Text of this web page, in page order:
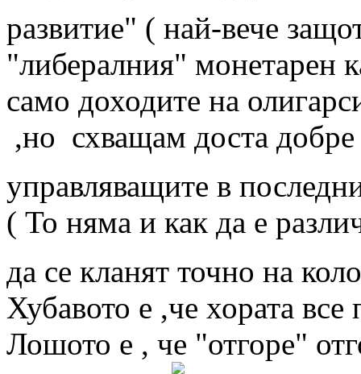
развитие" ( най-вече
"либералния" монетарен
само доходите на
,но схващам доста добре
управляващите в
( То няма и как да е
да се кланят точно на
Хубавото е ,че хората все
Лошото е , че "отгоре"